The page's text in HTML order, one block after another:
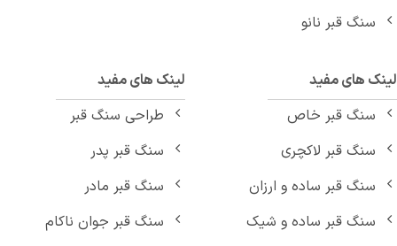
سنگ قبر نانو
های مفید
سنگ قبر خاص
سنگ قبر لاکچری
سنگ قبر ساده و ارزان
سنگ قبر ساده و شیک
لینک های مفید
طراحی سنگ قبر
سنگ قبر پدر
سنگ قبر مادر
سنگ قبر جوان ناکام